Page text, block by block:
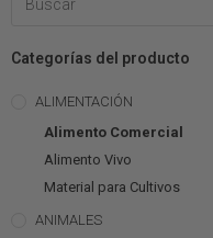
Categorías del producto
ALIMENTACIÓN
Alimento Comercial
Alimento Vivo
Material para Cultivos
ANIMALES